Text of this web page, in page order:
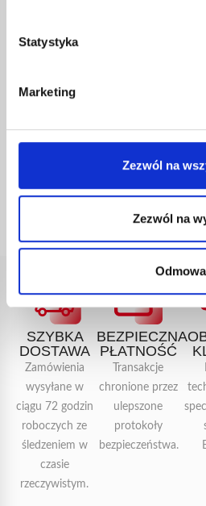
Statystyka
Marketing
Zezwól na
Zezwól na
Odmowa
PIEZO NR KAT. 75101
75101
SZYBKA
DOSTAWA
Zamówienia
wysyłane w
ciągu 72 godzin
roboczych ze
śledzeniem w
czasie
rzeczywistym.
BEZPIECZNA
PŁATNOŚĆ
Transakcje
chronione przez
ulepszone
protokoły
bezpieczeństwa.